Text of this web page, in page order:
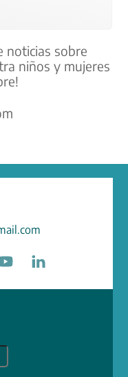
noticias sobre
niños y mujeres